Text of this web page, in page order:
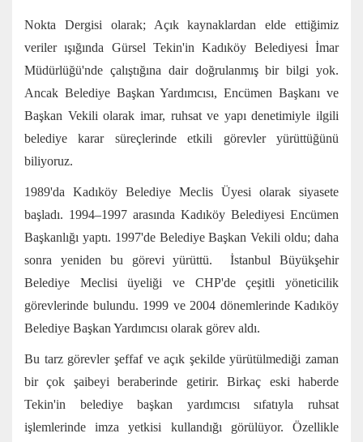
Nokta Dergisi olarak; Açık kaynaklardan elde ettiğimiz
veriler ışığında Gürsel Tekin'in Kadıköy Belediyesi İmar
Müdürlüğü'nde çalıştığına dair doğrulanmış bir bilgi yok.
Ancak Belediye Başkan Yardımcısı, Encümen Başkanı ve
Başkan Vekili olarak imar, ruhsat ve yapı denetimiyle ilgili
belediye karar süreçlerinde etkili görevler yürüttüğünü
biliyoruz.
1989'da Kadıköy Belediye Meclis Üyesi olarak siyasete
başladı. 1994–1997 arasında Kadıköy Belediyesi Encümen
Başkanlığı yaptı. 1997'de Belediye Başkan Vekili oldu; daha
sonra yeniden bu görevi yürüttü. İstanbul Büyükşehir
Belediye Meclisi üyeliği ve CHP'de çeşitli yöneticilik
görevlerinde bulundu. 1999 ve 2004 dönemlerinde Kadıköy
Belediye Başkan Yardımcısı olarak görev aldı.
Bu tarz görevler şeffaf ve açık şekilde yürütülmediği zaman
bir çok şaibeyi beraberinde getirir. Birkaç eski haberde
Tekin'in belediye başkan yardımcısı sıfatıyla ruhsat
işlemlerinde imza yetkisi kullandığı görülüyor. Özellikle